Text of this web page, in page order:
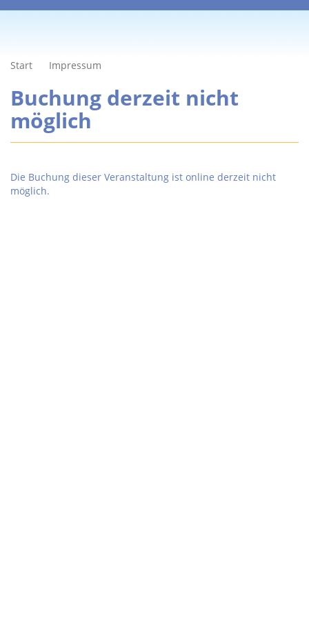
Start Impressum
Buchung derzeit nicht
möglich
Die Buchung dieser Veranstaltung ist online derzeit nicht
möglich.